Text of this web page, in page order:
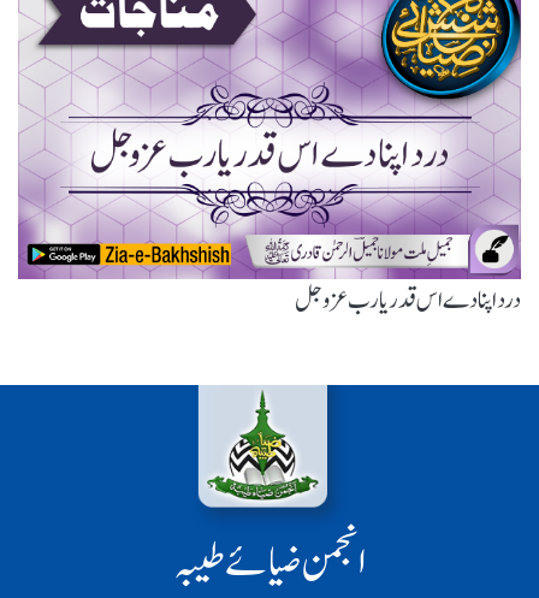
درد اپنا دے اس قدر یارب عزوجل
انجمن ضیائے طیبہ